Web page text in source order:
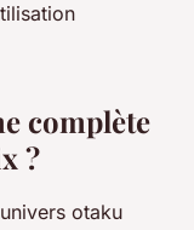
complète
?
otaku